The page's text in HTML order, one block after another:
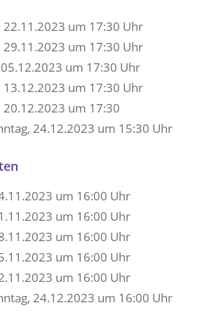
um 17:30 Uhr
um 17:30 Uhr
um 17:30 Uhr
um 17:30 Uhr
um 17:30
24.12.2023 um 15:30 Uhr
um 16:00 Uhr
um 16:00 Uhr
um 16:00 Uhr
um 16:00 Uhr
um 16:00 Uhr
24.12.2023 um 16:00 Uhr